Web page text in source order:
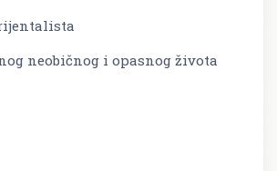
neobičnog i opasnog života